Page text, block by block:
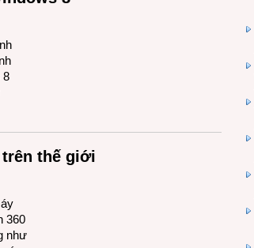
8
trên thế giới
360
như